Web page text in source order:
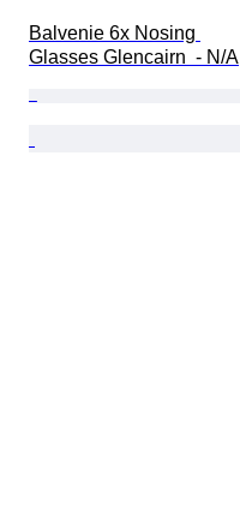
Balvenie 6x Nosing
Glasses Glencairn  - N/A